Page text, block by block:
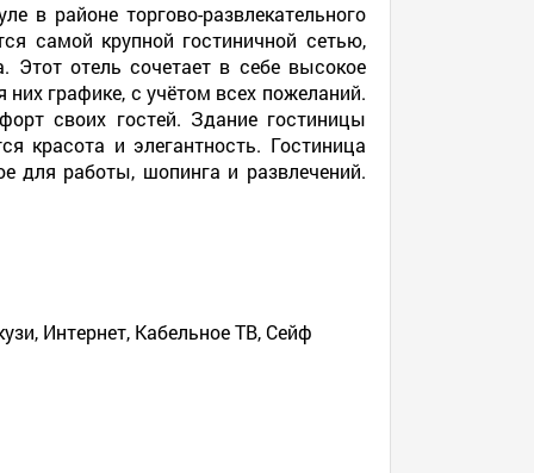
в районе торгово-развлекательного
самой крупной гостиничной сетью,
отель сочетает в себе высокое
графике, с учётом всех пожеланий.
своих гостей. Здание гостиницы
красота и элегантность. Гостиница
для работы, шопинга и развлечений.
Интернет, Кабельное ТВ, Сейф